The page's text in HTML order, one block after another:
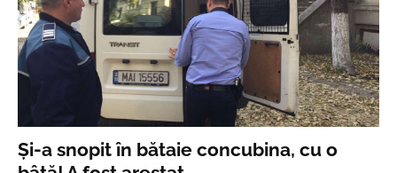
Și-a snopit în bătaie concubina, cu o